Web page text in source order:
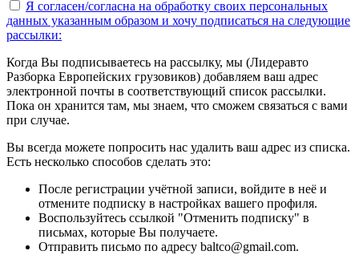
Я согласен/согласна на обработку своих персональных
данных указанным образом и хочу подписаться на следующие
рассылки:
Когда Вы подписываетесь на рассылку, мы (Лидеравто
Разборка Европейских грузовиков) добавляем ваш адрес
электронной почты в соответствующий список рассылки.
Пока он хранится там, мы знаем, что сможем связаться с вами
при случае.
Вы всегда можете попросить нас удалить ваш адрес из списка.
Есть несколько способов сделать это:
После регистрации учётной записи, войдите в неё и
отмените подписку в настройках вашего профиля.
Воспользуйтесь ссылкой "Отменить подписку" в
письмах, которые Вы получаете.
Отправить письмо по адресу baltco@gmail.com.